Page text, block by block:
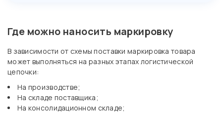
Где можно наносить маркировку
В зависимости от схемы поставки маркировка товара
может выполняться на разных этапах логистической
цепочки:
На производстве;
На складе поставщика;
На консолидационном складе;